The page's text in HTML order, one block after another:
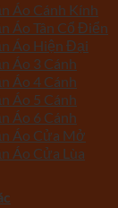
Áo Cánh Kính
Áo Tân Cổ Điển
Áo Hiện Đại
Áo 3 Cánh
Áo 4 Cánh
Áo 5 Cánh
Áo 6 Cánh
Áo Cửa Mở
Áo Cửa Lùa